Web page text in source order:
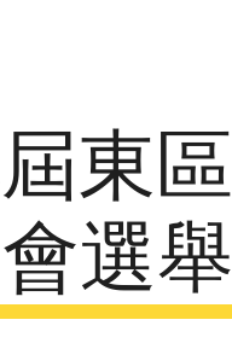
東區
選舉